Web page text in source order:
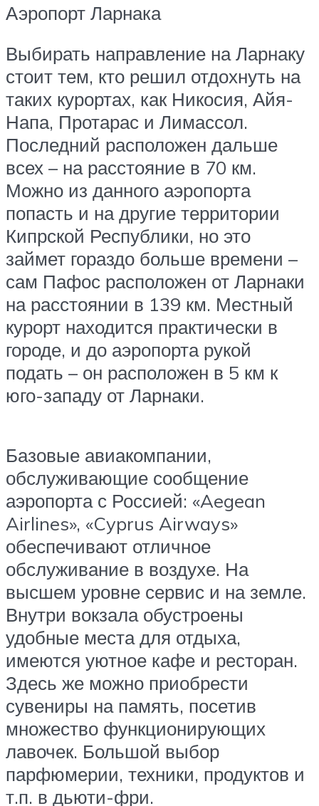
Аэропорт Ларнака
Выбирать направление на Ларнаку
стоит тем, кто решил отдохнуть на
таких курортах, как Никосия, Айя-
Напа, Протарас и Лимассол.
Последний расположен дальше
всех – на расстояние в 70 км.
Можно из данного аэропорта
попасть и на другие территории
Кипрской Республики, но это
займет гораздо больше времени –
сам Пафос расположен от Ларнаки
на расстоянии в 139 км. Местный
курорт находится практически в
городе, и до аэропорта рукой
подать – он расположен в 5 км к
юго-западу от Ларнаки.
Базовые авиакомпании,
обслуживающие сообщение
аэропорта с Россией: «Aegean
Airlines», «Cyprus Airways»
обеспечивают отличное
обслуживание в воздухе. На
высшем уровне сервис и на земле.
Внутри вокзала обустроены
удобные места для отдыха,
имеются уютное кафе и ресторан.
Здесь же можно приобрести
сувениры на память, посетив
множество функционирующих
лавочек. Большой выбор
парфюмерии, техники, продуктов и
т.п. в дьюти-фри.